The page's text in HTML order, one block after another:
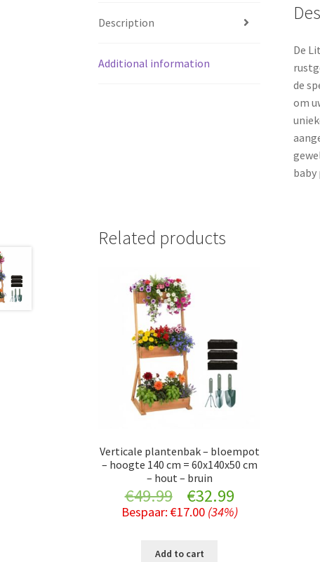
Description
Additional information
De
de
om
baby
Related products
Verticale plantenbak – bloempot
– hoogte 140 cm = 60x140x50 cm
– hout – bruin
€49.99
Original
price
was:
€32.99Current
price
Bespaar: €17.00 (34%)
Add to cart